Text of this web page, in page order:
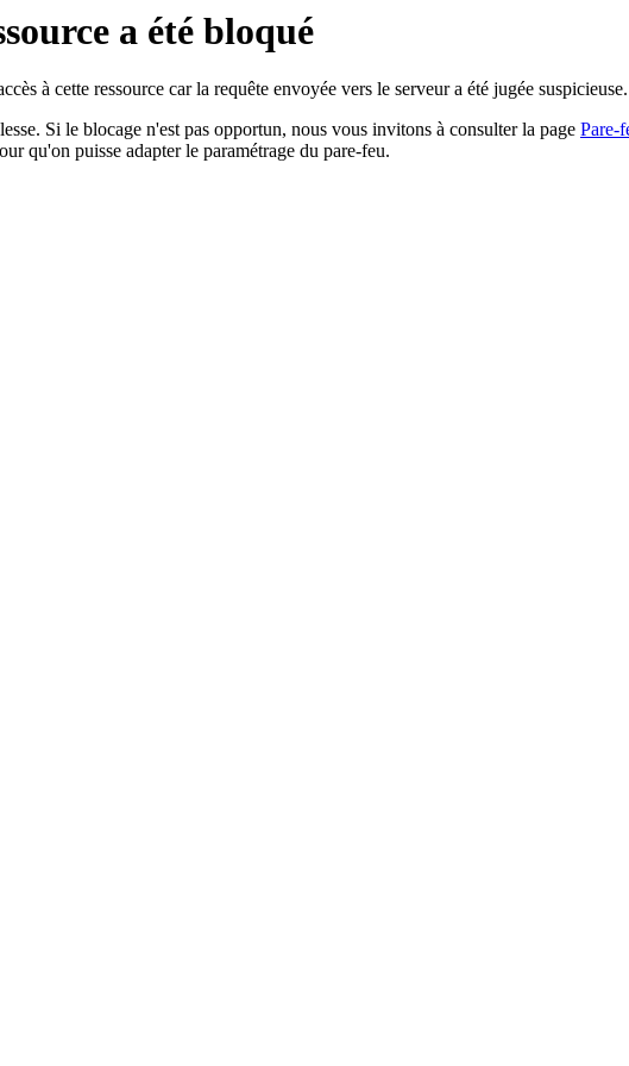
a été bloqué
à cette ressource car la requête envoyée vers le serveur a été jugée suspicieuse.
Si le blocage n'est pas opportun, nous vous invitons à consulter la page Pare-
qu'on puisse adapter le paramétrage du pare-feu.